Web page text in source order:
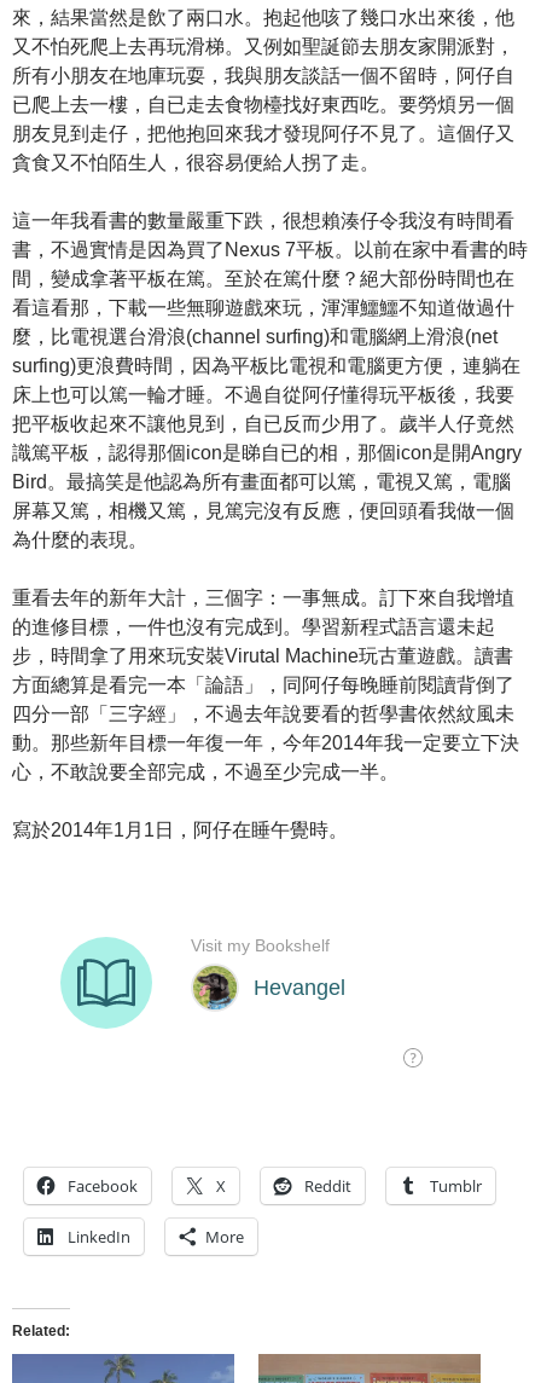
來，結果當然是飲了兩口水。抱起他咳了幾口水出來後，他
又不怕死爬上去再玩滑梯。又例如聖誕節去朋友家開派對，
所有小朋友在地庫玩耍，我與朋友談話一個不留時，阿仔自
已爬上去一樓，自已走去食物檯找好東西吃。要勞煩另一個
朋友見到走仔，把他抱回來我才發現阿仔不見了。這個仔又
貪食又不怕陌生人，很容易便給人拐了走。
這一年我看書的數量嚴重下跌，很想賴湊仔令我沒有時間看
書，不過實情是因為買了Nexus 7平板。以前在家中看書的時
間，變成拿著平板在篤。至於在篤什麼？絕大部份時間也在
看這看那，下載一些無聊遊戲來玩，渾渾鱷鱷不知道做過什
麼，比電視選台滑浪(channel surfing)和電腦網上滑浪(net
surfing)更浪費時間，因為平板比電視和電腦更方便，連躺在
床上也可以篤一輪才睡。不過自從阿仔懂得玩平板後，我要
把平板收起來不讓他見到，自已反而少用了。歲半人仔竟然
識篤平板，認得那個icon是睇自已的相，那個icon是開Angry
Bird。最搞笑是他認為所有畫面都可以篤，電視又篤，電腦
屏幕又篤，相機又篤，見篤完沒有反應，便回頭看我做一個
為什麼的表現。
重看去年的新年大計，三個字：一事無成。訂下來自我增埴
的進修目標，一件也沒有完成到。學習新程式語言還未起
步，時間拿了用來玩安裝Virutal Machine玩古董遊戲。讀書
方面總算是看完一本「論語」，同阿仔每晚睡前閱讀背倒了
四分一部「三字經」，不過去年說要看的哲學書依然紋風未
動。那些新年目標一年復一年，今年2014年我一定要立下決
心，不敢說要全部完成，不過至少完成一半。
寫於2014年1月1日，阿仔在睡午覺時。
Facebook X Reddit Tumblr
LinkedIn More
Related